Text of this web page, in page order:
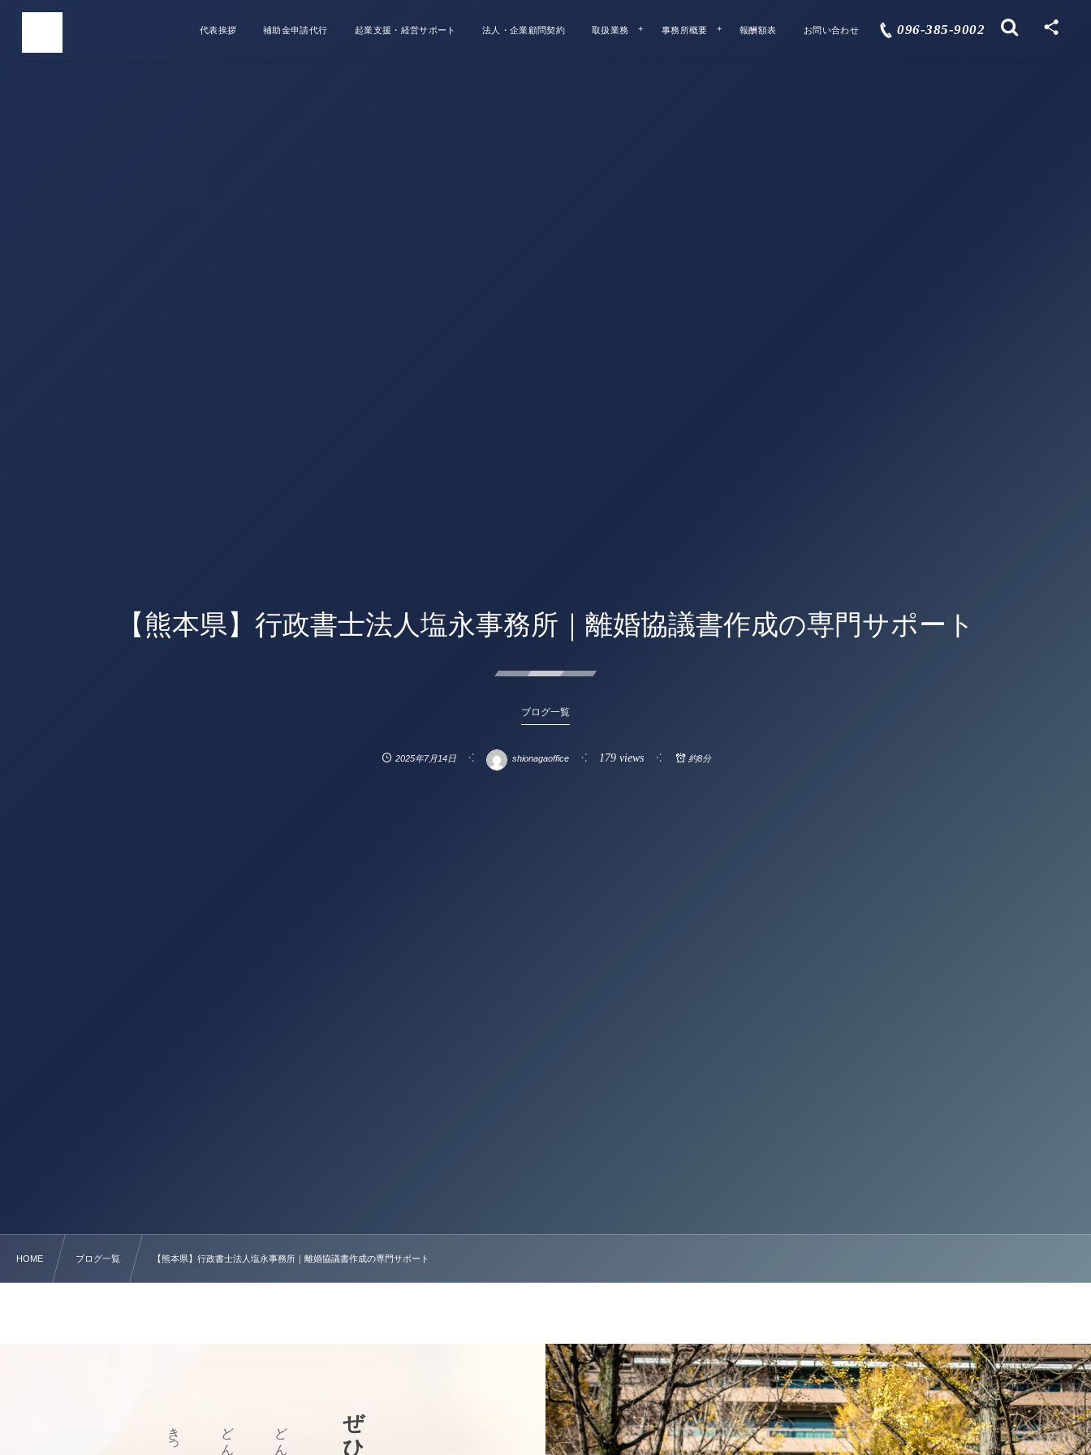
代表挨拶 補助金申請代行 起業支援・経営サポート 法人・企業顧問契約 取扱業務 事務所概要 報酬額表 お問い合わせ 096-385-9002
【熊本県】行政書士法人塩永事務所｜離婚協議書作成の専門サポート
ブログ一覧
2025年7月14日 shionagaoffice 179 views 約8分
HOME ブログ一覧 【熊本県】行政書士法人塩永事務所｜離婚協議書作成の専門サポート